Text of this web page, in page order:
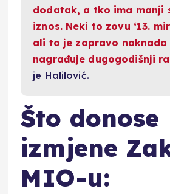
dodatak, a tko ima manji
iznos. Neki to zovu ‘13.
ali to je zapravo naknada
nagrađuje dugogodišnji
je Halilović.
Što donose
izmjene
MIO-u: